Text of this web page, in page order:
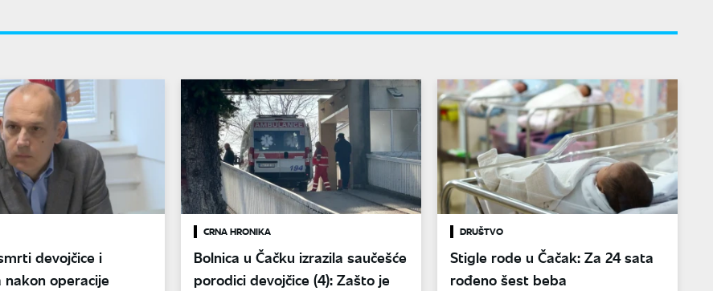
devojčice i
nakon operacije
CRNA HRONIKA
Bolnica u Čačku izrazila saučešće
porodici devojčice (4): Zašto je
DRUŠTVO
Stigle rode u Čačak: Za 24 sata
rođeno šest beba